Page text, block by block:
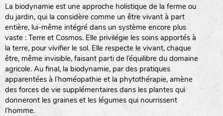
La biodynamie est une approche holistique de la ferme ou
du jardin, qui la considère comme un être vivant à part
entière, lui-même intégré dans un système encore plus
vaste : Terre et Cosmos. Elle privilégie les soins apportés à
la terre, pour vivifier le sol. Elle respecte le vivant, chaque
être, même invisible, faisant parti de l’équilibre du domaine
agricole. Au final, la biodynamie, par des pratiques
apparentées à l’homéopathie et la phytothérapie, amène
des forces de vie supplémentaires dans les plantes qui
donneront les graines et les légumes qui nourrissent
l’homme.
LA RÉFÉRENCE :F BEL20BPA1A (en haut à gauche)
F : Fleurs.
Les autres catégories étant :
biodiversité cultivée